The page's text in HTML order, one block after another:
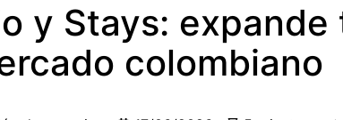
y Stays:
colombiano